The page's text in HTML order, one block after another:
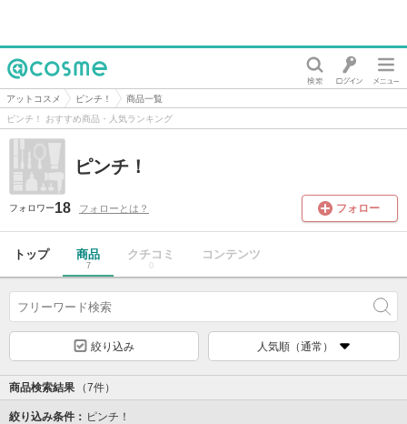
@cosme
アットコスメ ピンチ！
商品一覧
ピンチ！ おすすめ商品・人気ランキング
ピンチ！
フォロワー18 フォローとは？ フォロー
トップ 商品
7
クチコミ
0
コンテンツ
絞り込み 人気順（通常）
商品検索結果 （7件）
絞り込み条件： ピンチ！